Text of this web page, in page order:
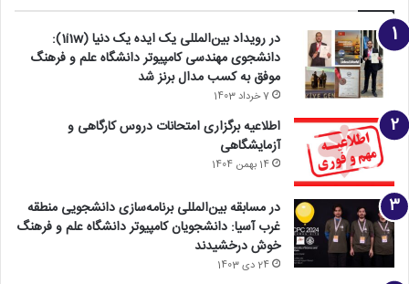
در رویداد بین‌المللی یک ایده یک دنیا (1i1w):
دانشجوی مهندسی کامپیوتر دانشگاه علم و فرهنگ
موفق به کسب مدال برنز شد
7 خرداد 1403
اطلاعیه برگزاری امتحانات دروس کارگاهی و
آزمایشگاهی
14 بهمن 1404
در مسابقه بین‌المللی برنامه‌سازی دانشجویی منطقه
غرب آسیا: دانشجویان کامپیوتر دانشگاه علم و فرهنگ
خوش درخشیدند
24 دی 1403